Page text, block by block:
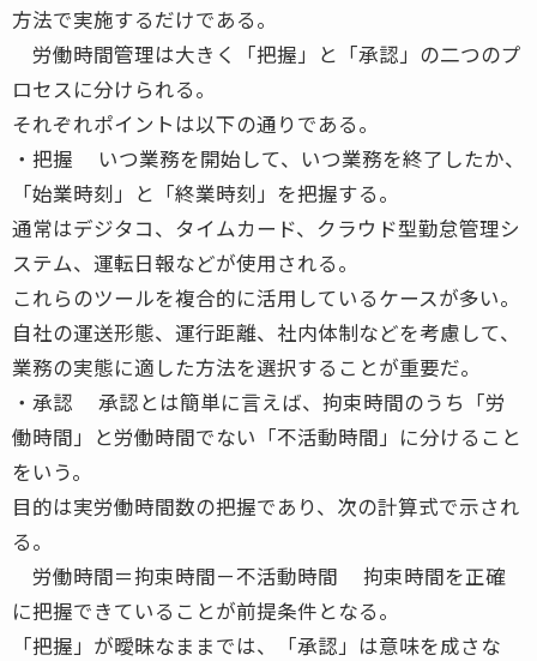
方法で実施するだけである。
労働時間管理は大きく「把握」と「承認」の二つのプ
ロセスに分けられる。
それぞれポイントは以下の通りである。
・把握 いつ業務を開始して、いつ業務を終了したか、
「始業時刻」と「終業時刻」を把握する。
通常はデジタコ、タイムカード、クラウド型勤怠管理シ
ステム、運転日報などが使用される。
これらのツールを複合的に活用しているケースが多い。
自社の運送形態、運行距離、社内体制などを考慮して、
業務の実態に適した方法を選択することが重要だ。
・承認 承認とは簡単に言えば、拘束時間のうち「労
働時間」と労働時間でない「不活動時間」に分けること
をいう。
目的は実労働時間数の把握であり、次の計算式で示され
る。
労働時間＝拘束時間－不活動時間 拘束時間を正確
に把握できていることが前提条件となる。
「把握」が曖昧なままでは、「承認」は意味を成さな